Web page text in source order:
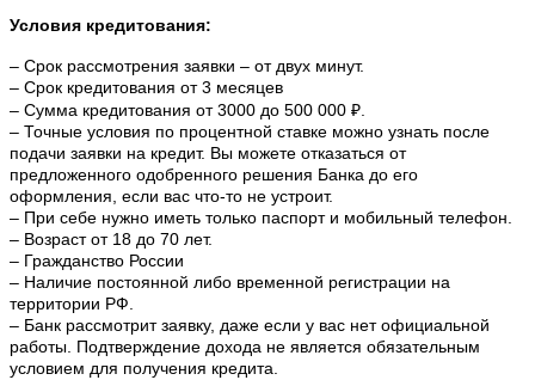
Условия кредитования:
– Срок рассмотрения заявки – от двух минут.
– Срок кредитования от 3 месяцев
– Сумма кредитования от 3000 до 500 000 ₽.
– Точные условия по процентной ставке можно узнать после
подачи заявки на кредит. Вы можете отказаться от
предложенного одобренного решения Банка до его
оформления, если вас что-то не устроит.
– При себе нужно иметь только паспорт и мобильный телефон.
– Возраст от 18 до 70 лет.
– Гражданство России
– Наличие постоянной либо временной регистрации на
территории РФ.
– Банк рассмотрит заявку, даже если у вас нет официальной
работы. Подтверждение дохода не является обязательным
условием для получения кредита.